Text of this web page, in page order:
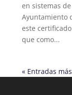
en sistemas
Ayuntamiento
este
que como...
« Entradas